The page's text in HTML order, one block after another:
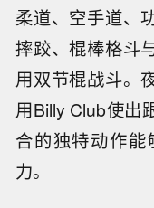
柔道、空手道、
摔跤、棍棒格斗
用双节棍战斗。
用Billy Club使出
合的独特动作
力。